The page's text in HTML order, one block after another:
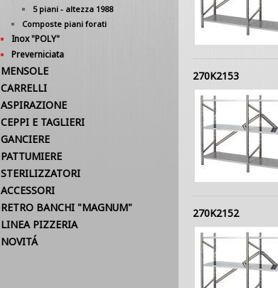
270K2153
270K2152
5 piani - altezza 1988
Composte piani forati
Inox "POLY"
Preverniciata
MENSOLE
CARRELLI
ASPIRAZIONE
CEPPI E TAGLIERI
GANCIERE
PATTUMIERE
STERILIZZATORI
ACCESSORI
RETRO BANCHI "MAGNUM"
LINEA PIZZERIA
NOVITÁ